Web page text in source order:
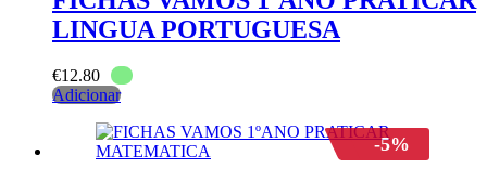
LINGUA PORTUGUESA
€12.80
Adicionar
-5%